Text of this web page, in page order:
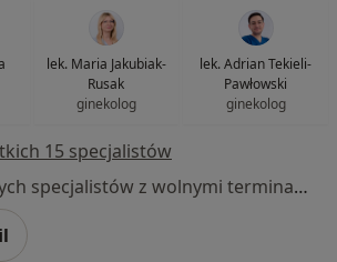
lek. Maria Jakubiak-
Rusak
ginekolog
lek. Adrian Tekieli-
Pawłowski
ginekolog
15 specjalistów
Brak dostępnych specjalistów z wolnymi terminami w tym centrum medycznym.